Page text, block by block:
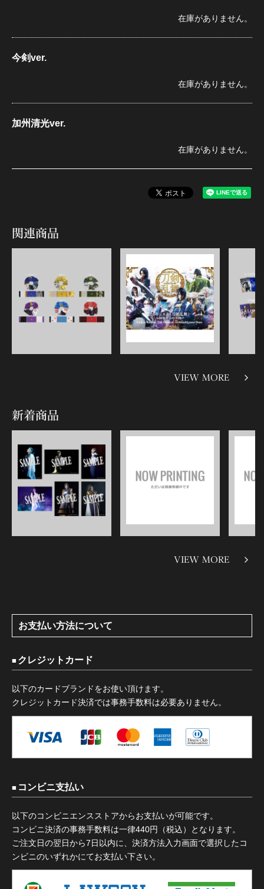
在庫がありません。
今剣ver.
在庫がありません。
加州清光ver.
在庫がありません。
関連商品
VIEW MORE
新着商品
VIEW MORE
お支払い方法について
クレジットカード
以下のカードブランドをお使い頂けます。
クレジットカード決済では事務手数料は必要ありません。
コンビニ支払い
以下のコンビニエンスストアからお支払いが可能です。
コンビニ決済の事務手数料は一律440円（税込）となります。
ご注文日の翌日から7日以内に、決済方法入力画面で選択したコ
ンビニのいずれかにてお支払い下さい。